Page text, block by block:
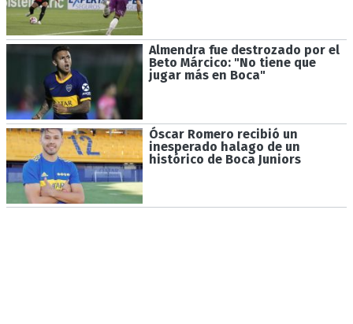
Almendra fue destrozado por el
Beto Márcico: "No tiene que
jugar más en Boca"
Óscar Romero recibió un
inesperado halago de un
histórico de Boca Juniors